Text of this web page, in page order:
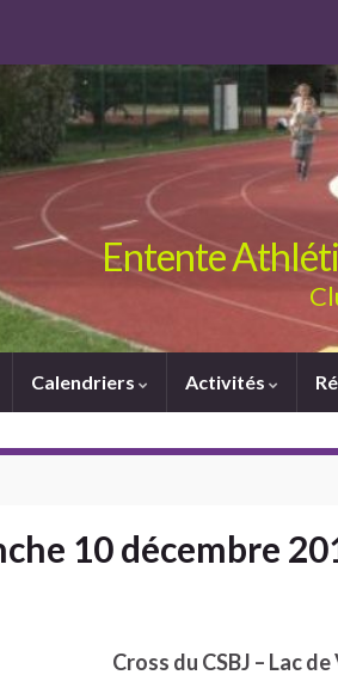
Entente
Calendriers Activités
10 décembre
Cross du CSBJ – Lac